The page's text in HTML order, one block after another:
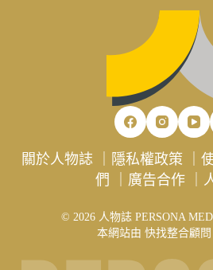
關於人物誌 隱私權政策 ｜
們
廣告合作｜
© 2026 人物誌 PERSONA
本網站由 快找整合顧問